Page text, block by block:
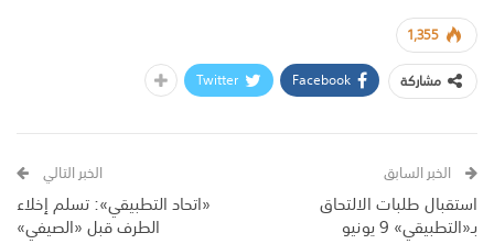
1,355
مشاركة
Facebook
Twitter
الخبر السابق
استقبال طلبات الالتحاق
بـ«التطبيقي» 9 يونيو
الخبر التالي
«اتحاد التطبيقي»: تسلم إخلاء
الطرف قبل «الصيفي»